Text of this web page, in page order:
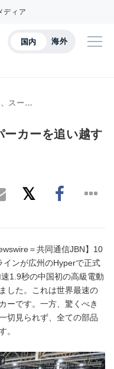
ディア
国内 海外
、スー…
ーカーを追い越す
＝共同通信JBN】10
インが広州のHyperで正式
1.9秒の中国初の高級電動
した。これは世界最速の
ーです。一方、驚くべき
切見られず、全ての部品
。